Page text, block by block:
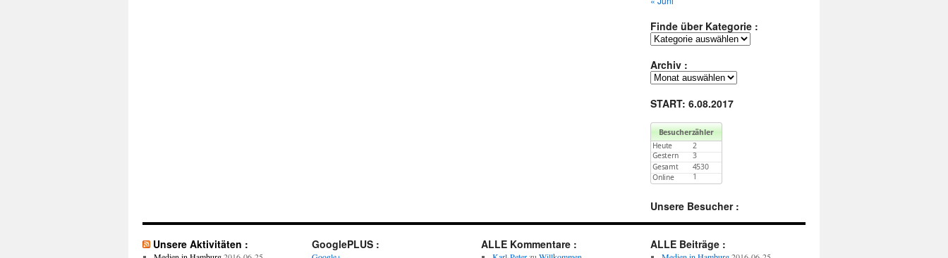
Finde über Kategorie :
Finde
Kategorie
Archiv :
Archiv
START: 6.08.2017
Unsere Besucher :
Unsere Aktivitäten : GooglePLUS : ALLE Kommentare : ALLE Beiträge :